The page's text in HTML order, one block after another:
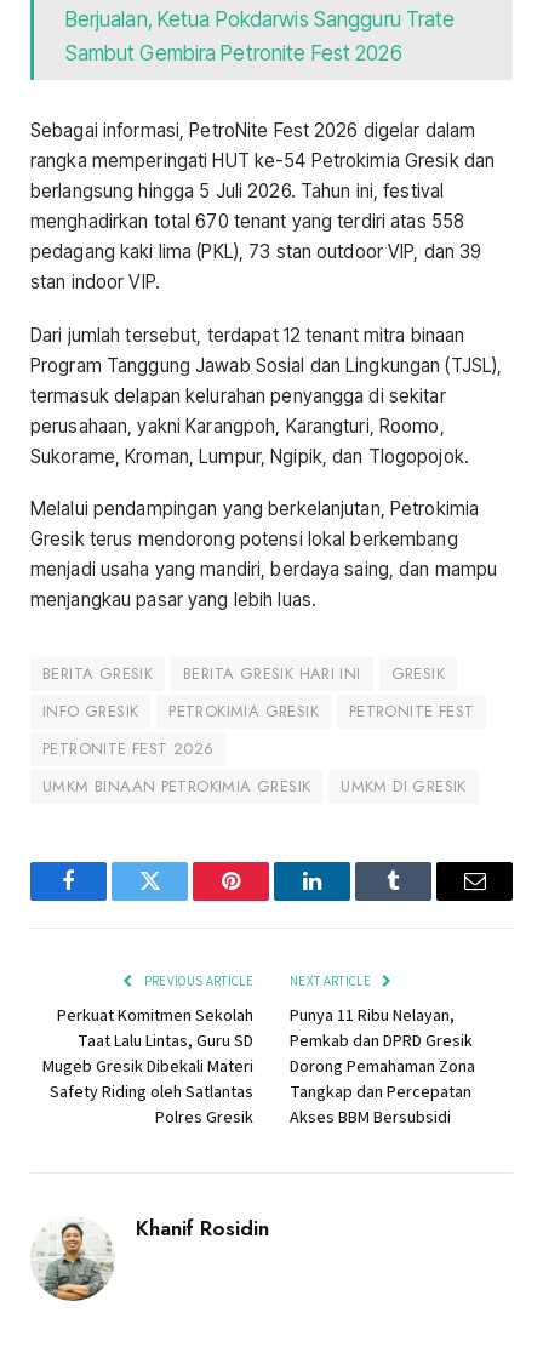
Berjualan, Ketua Pokdarwis Sangguru Trate
Sambut Gembira Petronite Fest 2026
Sebagai informasi, PetroNite Fest 2026 digelar dalam
rangka memperingati HUT ke-54 Petrokimia Gresik dan
berlangsung hingga 5 Juli 2026. Tahun ini, festival
menghadirkan total 670 tenant yang terdiri atas 558
pedagang kaki lima (PKL), 73 stan outdoor VIP, dan 39
stan indoor VIP.
Dari jumlah tersebut, terdapat 12 tenant mitra binaan
Program Tanggung Jawab Sosial dan Lingkungan (TJSL),
termasuk delapan kelurahan penyangga di sekitar
perusahaan, yakni Karangpoh, Karangturi, Roomo,
Sukorame, Kroman, Lumpur, Ngipik, dan Tlogopojok.
Melalui pendampingan yang berkelanjutan, Petrokimia
Gresik terus mendorong potensi lokal berkembang
menjadi usaha yang mandiri, berdaya saing, dan mampu
menjangkau pasar yang lebih luas.
BERITA GRESIK BERITA GRESIK HARI INI
GRESIK
INFO GRESIK
PETROKIMIA GRESIK
PETRONITE FEST
PETRONITE FEST 2026
UMKM BINAAN PETROKIMIA GRESIK
UMKM DI GRESIK
FacebookTwitter Pinterest LinkedInTumblr Email
PREVIOUS ARTICLE
Perkuat Komitmen Sekolah
Taat Lalu Lintas, Guru SD
Mugeb Gresik Dibekali Materi
Safety Riding oleh Satlantas
Polres Gresik
NEXT ARTICLE
Punya 11 Ribu Nelayan,
Pemkab dan DPRD Gresik
Dorong Pemahaman Zona
Tangkap dan Percepatan
Akses BBM Bersubsidi
Khanif Rosidin